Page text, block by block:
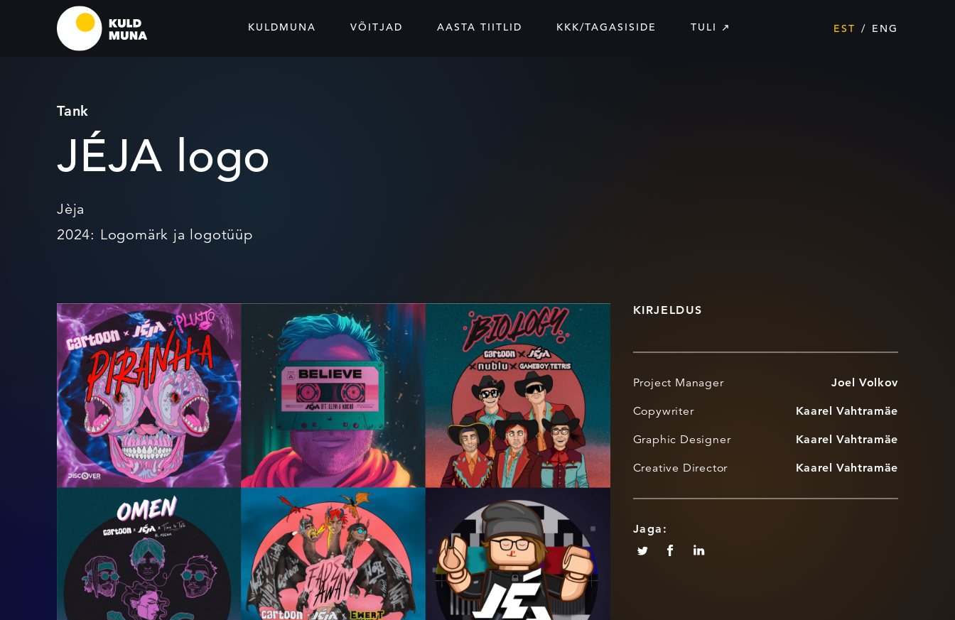
KULDMUNA VÕITJAD AASTA TIITLID KKK/TAGASISIDE TULI EST ENG
Tank
JÉJA logo
Jèja
2024: Logomärk ja logotüüp
KIRJELDUS
Project Manager Joel Volkov
Copywriter Kaarel Vahtramäe
Graphic Designer Kaarel Vahtramäe
Creative Director Kaarel Vahtramäe
Jaga: